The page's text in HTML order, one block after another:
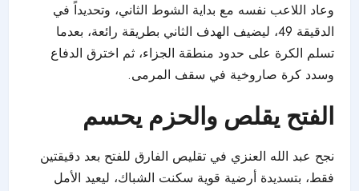
وعاد اللاعب نفسه مع بداية الشوط الثاني، وتحديداً في
الدقيقة 49، ليضيف الهدف الثاني بطريقة رائعة، بعدما
تسلم الكرة على حدود منطقة الجزاء، ثم اخترق الدفاع
وسدد كرة صاروخية في سقف المرمى.
الفتح يقلص والحزم يحسم
نجح عبد الله العنزي في تقليص الفارق للفتح بعد دقيقتين
فقط، بتسديدة أرضية قوية سكنت الشباك، ليعيد الأمل